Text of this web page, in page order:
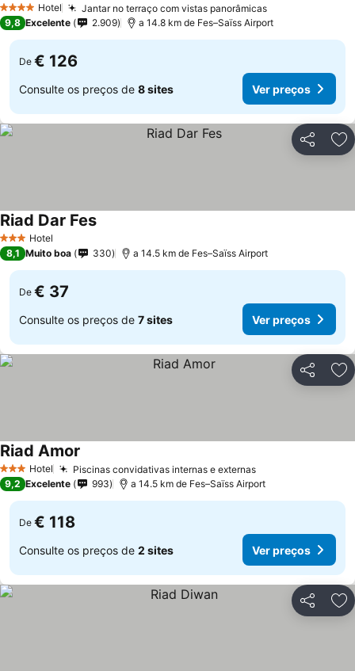
4 EstrelasHotel Jantar no terraço com vistas panorâmicasVer preços
9,8 Excelente 2.909 a 14.8 km de Fes–Saïss Airport
De € 126
Consulte os preços de 8 sites Ver preços
Partilhar
3 EstrelasHotel
Riad Dar FesVer preços
8,1 Muito boa 330 a 14.5 km de Fes–Saïss Airport
De € 37
Consulte os preços de 7 sites Ver preços
Partilhar
3 EstrelasHotel Piscinas convidativas internas e externasVer preços
Riad Amor
9,2 Excelente 993 a 14.5 km de Fes–Saïss Airport
De € 118
Consulte os preços de 2 sites Ver preços
Partilhar